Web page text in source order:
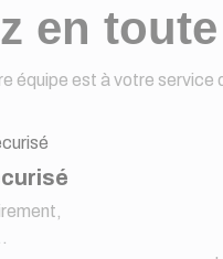
en
équipe est à votre service